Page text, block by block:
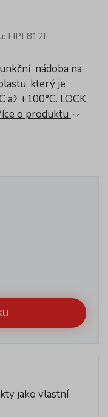
HPL812F
nádoba na
který je
+100°C. LOCK
o produktu
jako vlastní